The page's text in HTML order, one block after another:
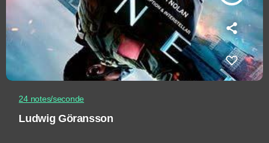
24 notes/seconde
Ludwig Göransson